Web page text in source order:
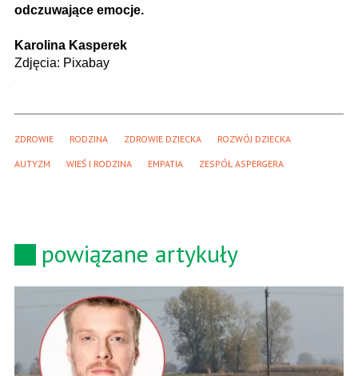
odczuwające emocje.
Karolina Kasperek
Zdjęcia: Pixabay
ZDROWIE RODZINA ZDROWIE DZIECKA ROZWÓJ DZIECKA
AUTYZM WIEŚ I RODZINA EMPATIA ZESPÓŁ ASPERGERA
powiązane artykuły